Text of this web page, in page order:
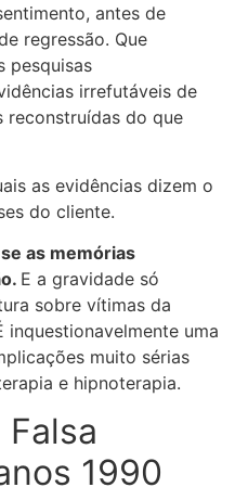
antes de
regressão. Que
pesquisas
irrefutáveis de
reconstruídas do que
as evidências dizem o
do cliente.
as memórias
E a gravidade só
sobre vítimas da
inquestionavelmente uma
muito sérias
e hipnoterapia.
1990